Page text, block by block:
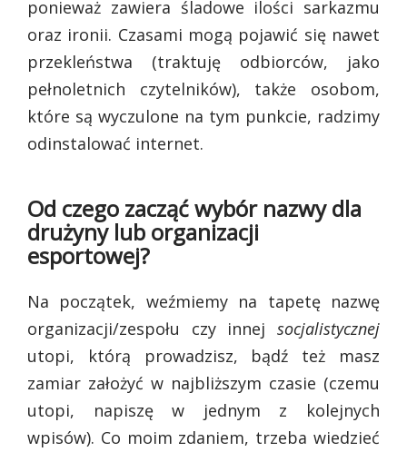
ponieważ zawiera śladowe ilości sarkazmu
oraz ironii. Czasami mogą pojawić się nawet
przekleństwa (traktuję odbiorców, jako
pełnoletnich czytelników), także osobom,
które są wyczulone na tym punkcie, radzimy
odinstalować internet.
Od czego zacząć wybór nazwy dla
drużyny lub organizacji
esportowej?
Na początek, weźmiemy na tapetę nazwę
organizacji/zespołu czy innej socjalistycznej
utopi, którą prowadzisz, bądź też masz
zamiar założyć w najbliższym czasie (czemu
utopi, napiszę w jednym z kolejnych
wpisów). Co moim zdaniem, trzeba wiedzieć